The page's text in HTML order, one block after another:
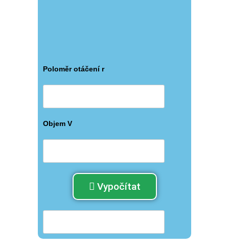
Poloměr otáčení r
Objem V
Vypočítat